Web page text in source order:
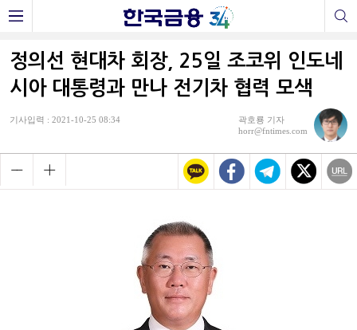
정의선 현대차 회장, 25일 조코위 인도네
시아 대통령과 만나 전기차 협력 모색
기사입력 : 2021-10-25 08:34
곽호룡 기자
horr@fntimes.com